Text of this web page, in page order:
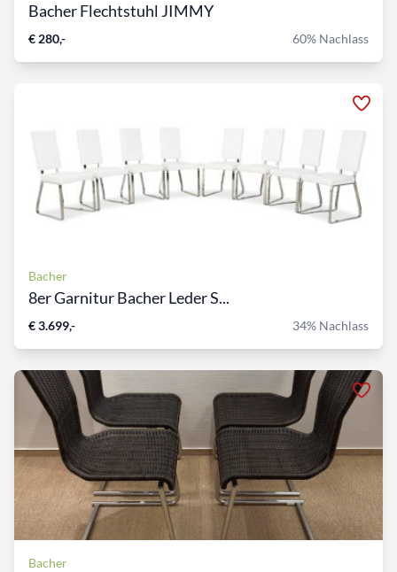
Bacher Flechtstuhl JIMMY
€ 280,- 60% Nachlass
Bacher
8er Garnitur Bacher Leder S...
€ 3.699,- 34% Nachlass
Bacher